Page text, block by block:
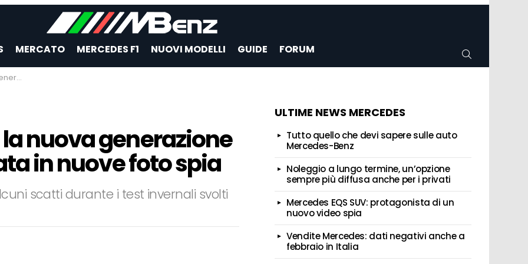
MERCATO MERCEDES F1 NUOVI MODELLI GUIDE FORUM
foto spia
nuova generazione
in nuove foto spia
scatti durante i test invernali svolti
ULTIME NEWS MERCEDES
Tutto quello che devi sapere sulle auto
Mercedes-Benz
Noleggio a lungo termine, un’opzione
sempre più diffusa anche per i privati
Mercedes EQS SUV: protagonista di un
nuovo video spia
Vendite Mercedes: dati negativi anche a
febbraio in Italia